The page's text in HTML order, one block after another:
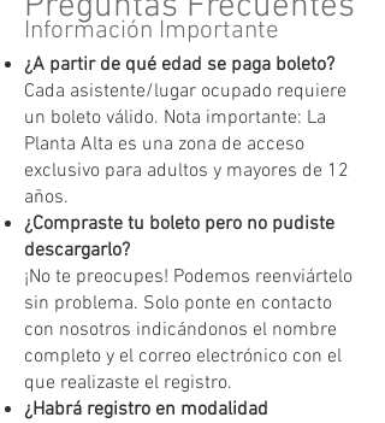
Información Importante
¿A partir de qué edad se paga boleto?
Cada asistente/lugar ocupado requiere
un boleto válido. Nota importante: La
Planta Alta es una zona de acceso
exclusivo para adultos y mayores de 12
años.
¿Compraste tu boleto pero no pudiste
descargarlo?
¡No te preocupes! Podemos reenviártelo
sin problema. Solo ponte en contacto
con nosotros indicándonos el nombre
completo y el correo electrónico con el
que realizaste el registro.
¿Habrá registro en modalidad